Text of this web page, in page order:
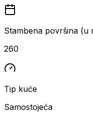
Stambena površina (u
260
Tip kuće
Samostojeća